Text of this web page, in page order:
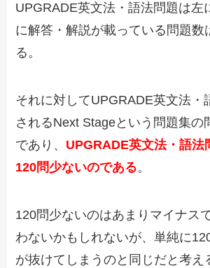
UPGRADE英文法・語法問題は左
に解答・解説が載っている問題数
る。
それに対してUPGRADE英文法・
されるNext Stageという問題集の
であり、 UPGRADE英文法・語法
120問少ないのである。
120問少ないのはあまりマイナス
わないかもしれないが、単純に
が抜けてしまうのと同じだと考え